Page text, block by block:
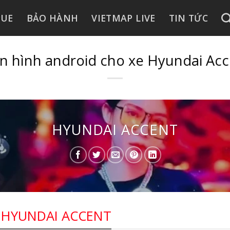
BẢO HÀNH VIETMAP LIVE TIN TỨC
hình android cho xe Hyundai
HYUNDAI ACCENT
ACCENT